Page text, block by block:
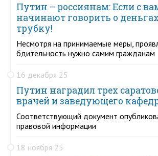
Путин – россиянам: Если с
начинают говорить о
трубку!
Несмотря на принимаемые меры,
бдительность нужно самим гражданам
16 декабря 25
Путин наградил трех
врачей и заведующего
Соответствующий документ
правовой информации
18 ноября 25